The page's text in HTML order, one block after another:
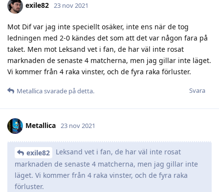
exile82 23 nov 2021
Mot Dif var jag inte speciellt osäker, inte ens när de tog
ledningen med 2-0 kändes det som att det var någon fara på
taket. Men mot Leksand vet i fan, de har väl inte rosat
marknaden de senaste 4 matcherna, men jag gillar inte läget.
Vi kommer från 4 raka vinster, och de fyra raka förluster.
Svara
Metallicasvarade på detta.
Metallica 23 nov 2021
exile82
Leksand vet i fan, de har väl inte rosat
marknaden de senaste 4 matcherna, men jag gillar inte
läget. Vi kommer från 4 raka vinster, och de fyra raka
förluster.